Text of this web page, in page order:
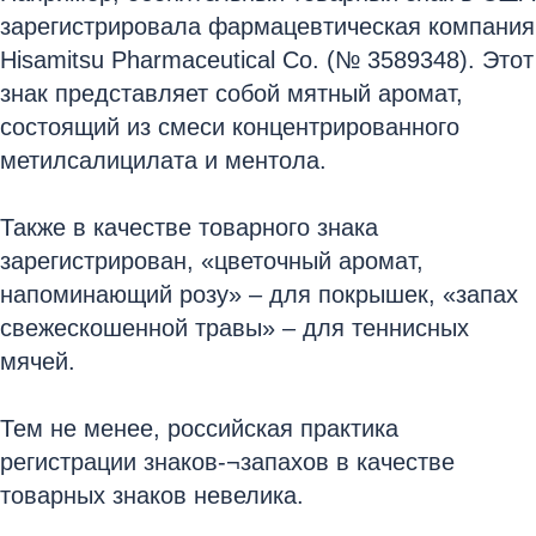
зарегистрировала фармацевтическая компания
Hisamitsu Pharmaceutical Co. (№ 3589348). Этот
знак представляет собой мятный аромат,
состоящий из смеси концентрированного
метилсалицилата и ментола.
Также в качестве товарного знака
зарегистрирован, «цветочный аромат,
напоминающий розу» – для покрышек, «запах
свежескошенной травы» – для теннисных
мячей.
Тем не менее, российская практика
регистрации знаков-¬запахов в качестве
товарных знаков невелика.